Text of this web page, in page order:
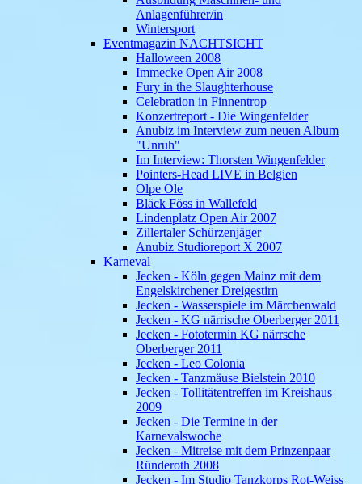
Anlagenführer/in
Wintersport
Eventmagazin NACHTSICHT
Halloween 2008
Immecke Open Air 2008
Fury in the Slaughterhouse
Celebration in Finnentrop
Konzertreport - Die Wingenfelder
Anubiz im Interview zum neuen Album
"Unruh"
Im Interview: Thorsten Wingenfelder
Pointers-Head LIVE in Belgien
Olpe Ole
Bläck Föss in Wallefeld
Lindenplatz Open Air 2007
Zillertaler Schürzenjäger
Anubiz Studioreport X 2007
Karneval
Jecken - Köln gegen Mainz mit dem
Engelskirchener Dreigestirn
Jecken - Wasserspiele im Märchenwald
Jecken - KG närrische Oberberger 2011
Jecken - Fototermin KG närrsche
Oberberger 2011
Jecken - Leo Colonia
Jecken - Tanzmäuse Bielstein 2010
Jecken - Tollitätentreffen im Kreishaus
2009
Jecken - Die Termine in der
Karnevalswoche
Jecken - Mitreise mit dem Prinzenpaar
Ründeroth 2008
Jecken - Im Studio Tanzkorps Rot-Weiss